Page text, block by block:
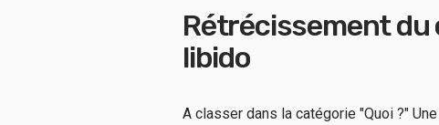
Rétrécissement du
libido
A classer dans la catégorie "Quoi ?"